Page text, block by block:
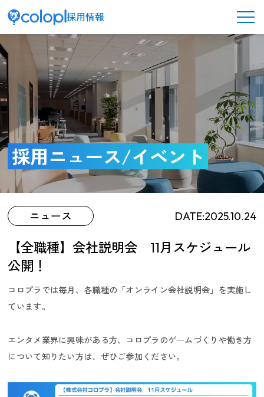
採用情報
メ
ニ
ュ
タ
ン
コロプラを知る
採用ニュース／イベント
採用ニュース/イベント
ニュース DATE:2025.10.24
【全職種】会社説明会 11月スケジュール
公開！
コロプラでは毎月、各職種の「オンライン会社説明会」を実施し
ています。
エンタメ業界に興味がある方、コロプラのゲームづくりや働き方
について知りたい方は、ぜひご参加ください。